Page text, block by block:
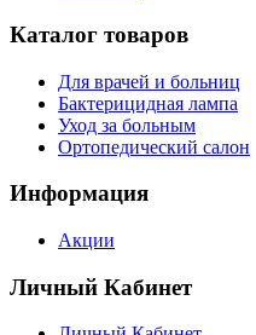
Каталог товаров
Для врачей и больниц
Бактерицидная лампа
Уход за больным
Ортопедический салон
Информация
Акции
Личный Кабинет